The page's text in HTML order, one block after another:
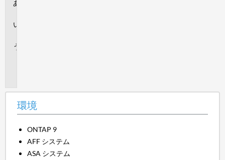
環境
ONTAP 9
AFF システム
ASA システム